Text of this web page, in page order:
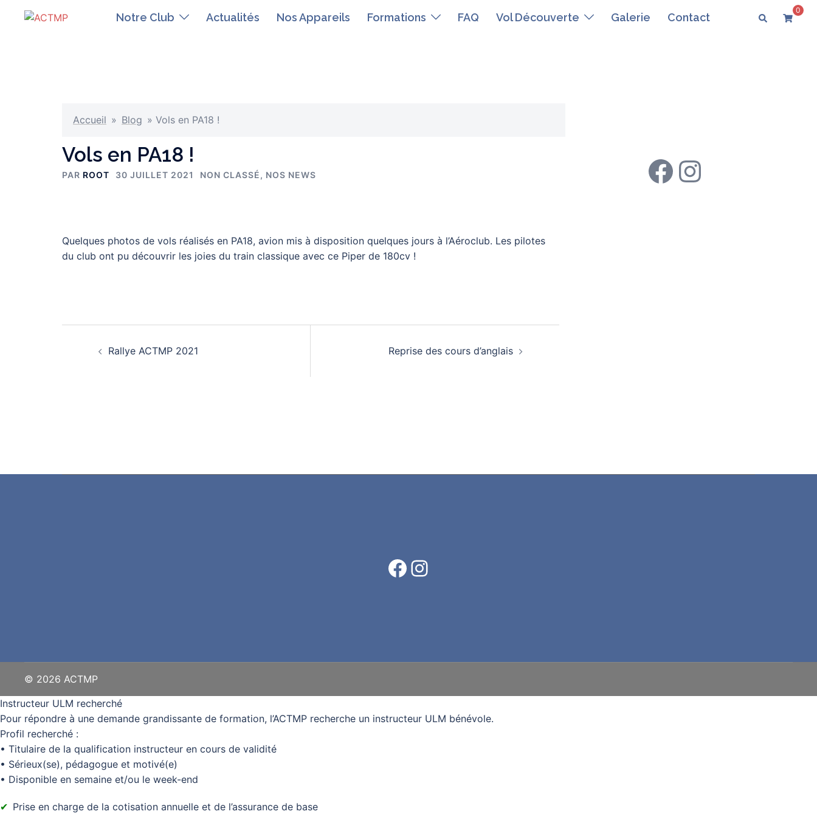
Notre Club Actualités Nos Appareils Formations FAQ Vol Découverte Galerie Contact Rechercher
0
Accueil » Blog » Vols en PA18 !
Vols en PA18 !
PAR ROOT 30 JUILLET 2021 NON CLASSÉ, NOS NEWS
Quelques photos de vols réalisés en PA18, avion mis à disposition quelques jours à l’Aéroclub. Les pilotes
du club ont pu découvrir les joies du train classique avec ce Piper de 180cv !
Navigation d’article
Rallye ACTMP 2021 Reprise des cours d’anglais
Facebook
Instagram
Facebook
Instagram
© 2026 ACTMP
Instructeur ULM recherché
Pour répondre à une demande grandissante de formation, l’ACTMP recherche un instructeur ULM bénévole.
Profil recherché :
• Titulaire de la qualification instructeur en cours de validité
• Sérieux(se), pédagogue et motivé(e)
• Disponible en semaine et/ou le week-end
Prise en charge de la cotisation annuelle et de l’assurance de base